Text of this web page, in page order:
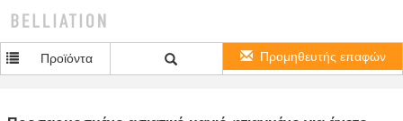
Προϊόντα Προμηθευτής επαφών